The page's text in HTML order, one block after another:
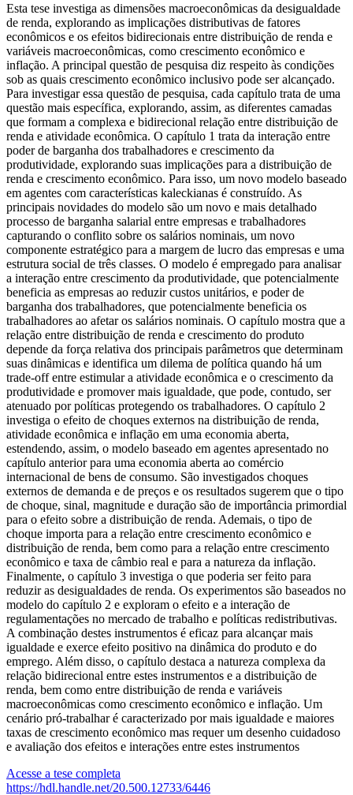
Esta tese investiga as dimensões macroeconômicas da desigualdade
de renda, explorando as implicações distributivas de fatores
econômicos e os efeitos bidirecionais entre distribuição de renda e
variáveis macroeconômicas, como crescimento econômico e
inflação. A principal questão de pesquisa diz respeito às condições
sob as quais crescimento econômico inclusivo pode ser alcançado.
Para investigar essa questão de pesquisa, cada capítulo trata de uma
questão mais específica, explorando, assim, as diferentes camadas
que formam a complexa e bidirecional relação entre distribuição de
renda e atividade econômica. O capítulo 1 trata da interação entre
poder de barganha dos trabalhadores e crescimento da
produtividade, explorando suas implicações para a distribuição de
renda e crescimento econômico. Para isso, um novo modelo baseado
em agentes com características kaleckianas é construído. As
principais novidades do modelo são um novo e mais detalhado
processo de barganha salarial entre empresas e trabalhadores
capturando o conflito sobre os salários nominais, um novo
componente estratégico para a margem de lucro das empresas e uma
estrutura social de três classes. O modelo é empregado para analisar
a interação entre crescimento da produtividade, que potencialmente
beneficia as empresas ao reduzir custos unitários, e poder de
barganha dos trabalhadores, que potencialmente beneficia os
trabalhadores ao afetar os salários nominais. O capítulo mostra que a
relação entre distribuição de renda e crescimento do produto
depende da força relativa dos principais parâmetros que determinam
suas dinâmicas e identifica um dilema de política quando há um
trade-off entre estimular a atividade econômica e o crescimento da
produtividade e promover mais igualdade, que pode, contudo, ser
atenuado por políticas protegendo os trabalhadores. O capítulo 2
investiga o efeito de choques externos na distribuição de renda,
atividade econômica e inflação em uma economia aberta,
estendendo, assim, o modelo baseado em agentes apresentado no
capítulo anterior para uma economia aberta ao comércio
internacional de bens de consumo. São investigados choques
externos de demanda e de preços e os resultados sugerem que o tipo
de choque, sinal, magnitude e duração são de importância primordial
para o efeito sobre a distribuição de renda. Ademais, o tipo de
choque importa para a relação entre crescimento econômico e
distribuição de renda, bem como para a relação entre crescimento
econômico e taxa de câmbio real e para a natureza da inflação.
Finalmente, o capítulo 3 investiga o que poderia ser feito para
reduzir as desigualdades de renda. Os experimentos são baseados no
modelo do capítulo 2 e exploram o efeito e a interação de
regulamentações no mercado de trabalho e políticas redistributivas.
A combinação destes instrumentos é eficaz para alcançar mais
igualdade e exerce efeito positivo na dinâmica do produto e do
emprego. Além disso, o capítulo destaca a natureza complexa da
relação bidirecional entre estes instrumentos e a distribuição de
renda, bem como entre distribuição de renda e variáveis
macroeconômicas como crescimento econômico e inflação. Um
cenário pró-trabalhar é caracterizado por mais igualdade e maiores
taxas de crescimento econômico mas requer um desenho cuidadoso
e avaliação dos efeitos e interações entre estes instrumentos
Acesse a tese completa
https://hdl.handle.net/20.500.12733/6446